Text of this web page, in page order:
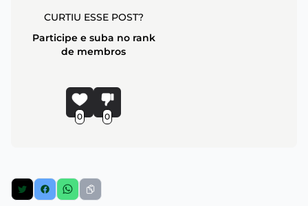
CURTIU ESSE POST?
Participe e suba no rank
de membros
0 0